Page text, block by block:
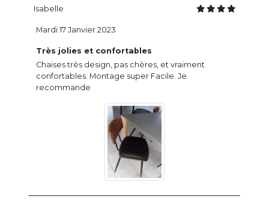
Isabelle
Très jolies et confortables
Chaises très design, pas chères, et vraiment
confortables. Montage super Facile. Je
recommande
Mardi 17 Janvier 2023